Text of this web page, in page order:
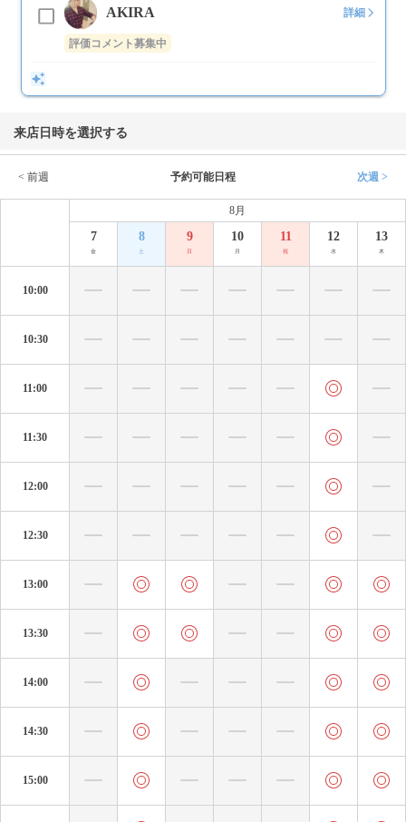
AKIRA 詳細
評価コメント募集中
来店日時を選択する
< 前週 予約可能日程 次週 >
8月
7
金
8
土
9
日
10
月
11
祝
12
水
13
木
10:00
10:30
11:00
11:30
12:00
12:30
13:00
13:30
14:00
14:30
15:00